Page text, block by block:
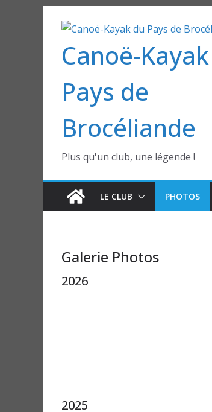
contenuCanoë-
Pays de
Brocéliande
Plus qu'un club, une légende !
LE CLUB PHOTOS
Galerie Photos
2026
2025